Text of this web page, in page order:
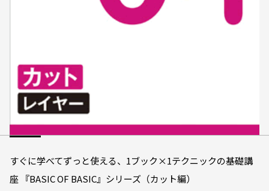
すぐに学べてずっと使える、1ブック×1テクニックの基礎講
座 『BASIC OF BASIC』シリーズ（カット編）